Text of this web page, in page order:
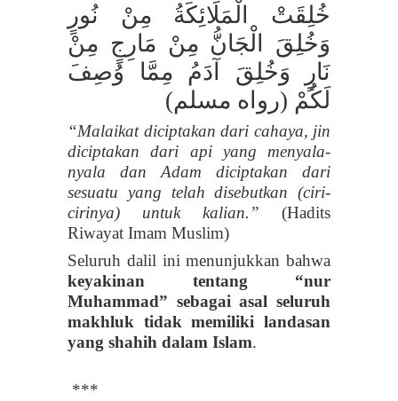
خُلِقَتْ الْمَلَائِكَةُ مِنْ نُورٍ
وَخُلِقَ الْجَانُّ مِنْ مَارِجٍ مِنْ
نَارٍ وَخُلِقَ آدَمُ مِمَّا وُصِفَ
لَكُمْ (رواه مسلم)
“Malaikat diciptakan dari cahaya, jin
diciptakan dari api yang menyala-
nyala dan Adam diciptakan dari
sesuatu yang telah disebutkan (ciri-
cirinya) untuk kalian.” (Hadits
Riwayat Imam Muslim)
Seluruh dalil ini menunjukkan bahwa
keyakinan tentang “nur
Muhammad” sebagai asal seluruh
makhluk tidak memiliki landasan
yang shahih dalam Islam.
***